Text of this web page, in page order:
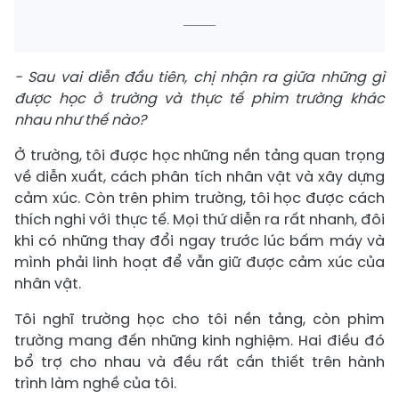
- Sau vai diễn đầu tiên, chị nhận ra giữa những gì
được học ở trường và thực tế phim trường khác
nhau như thế nào?
Ở trường, tôi được học những nền tảng quan trọng
về diễn xuất, cách phân tích nhân vật và xây dựng
cảm xúc. Còn trên phim trường, tôi học được cách
thích nghi với thực tế. Mọi thứ diễn ra rất nhanh, đôi
khi có những thay đổi ngay trước lúc bấm máy và
mình phải linh hoạt để vẫn giữ được cảm xúc của
nhân vật.
Tôi nghĩ trường học cho tôi nền tảng, còn phim
trường mang đến những kinh nghiệm. Hai điều đó
bổ trợ cho nhau và đều rất cần thiết trên hành
trình làm nghề của tôi.